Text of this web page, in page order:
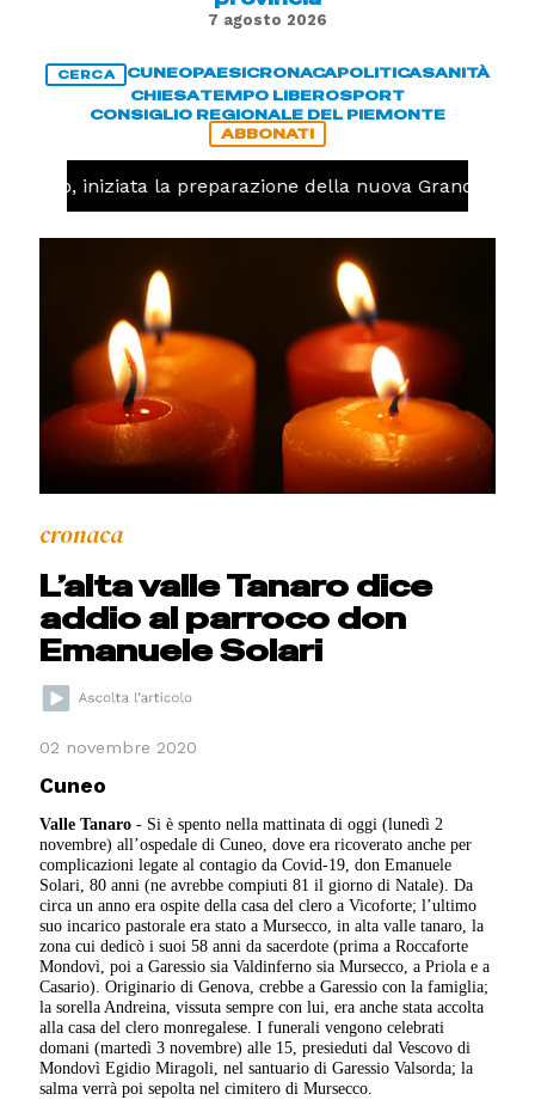
7 agosto 2026
CERCA CUNEOPAESICRONACAPOLITICASANITÀ
CHIESATEMPO LIBEROSPORT
CONSIGLIO REGIONALE DEL PIEMONTE
ABBONATI
iniziata la preparazione della nuova Granda Volley
cronaca
L’alta valle Tanaro dice
addio al parroco don
Emanuele Solari
02 novembre 2020
Cuneo
Valle Tanaro - Si è spento nella mattinata di oggi (lunedì 2
novembre) all’ospedale di Cuneo, dove era ricoverato anche per
complicazioni legate al contagio da Covid-19, don Emanuele
Solari, 80 anni (ne avrebbe compiuti 81 il giorno di Natale). Da
circa un anno era ospite della casa del clero a Vicoforte; l’ultimo
suo incarico pastorale era stato a Mursecco, in alta valle tanaro, la
zona cui dedicò i suoi 58 anni da sacerdote (prima a Roccaforte
Mondovì, poi a Garessio sia Valdinferno sia Mursecco, a Priola e a
Casario). Originario di Genova, crebbe a Garessio con la famiglia;
la sorella Andreina, vissuta sempre con lui, era anche stata accolta
alla casa del clero monregalese. I funerali vengono celebrati
domani (martedì 3 novembre) alle 15, presieduti dal Vescovo di
Mondovì Egidio Miragoli, nel santuario di Garessio Valsorda; la
salma verrà poi sepolta nel cimitero di Mursecco.